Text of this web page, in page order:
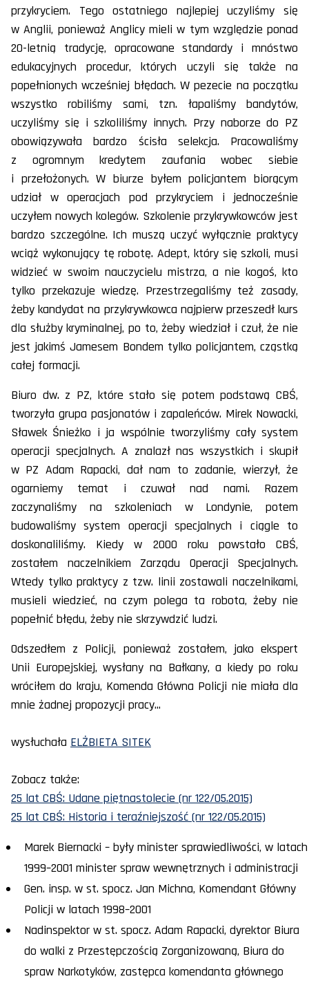
przykryciem. Tego ostatniego najlepiej uczyliśmy się
w Anglii, ponieważ Anglicy mieli w tym względzie ponad
20-letnią tradycję, opracowane standardy i mnóstwo
edukacyjnych procedur, których uczyli się także na
popełnionych wcześniej błędach. W pezecie na początku
wszystko robiliśmy sami, tzn. łapaliśmy bandytów,
uczyliśmy się i szkoliliśmy innych. Przy naborze do PZ
obowiązywała bardzo ścisła selekcja. Pracowaliśmy
z ogromnym kredytem zaufania wobec siebie
i przełożonych. W biurze byłem policjantem biorącym
udział w operacjach pod przykryciem i jednocześnie
uczyłem nowych kolegów. Szkolenie przykrywkowców jest
bardzo szczególne. Ich muszą uczyć wyłącznie praktycy
wciąż wykonujący tę robotę. Adept, który się szkoli, musi
widzieć w swoim nauczycielu mistrza, a nie kogoś, kto
tylko przekazuje wiedzę. Przestrzegaliśmy też zasady,
żeby kandydat na przykrywkowca najpierw przeszedł kurs
dla służby kryminalnej, po to, żeby wiedział i czuł, że nie
jest jakimś Jamesem Bondem tylko policjantem, cząstką
całej formacji.
Biuro dw. z PZ, które stało się potem podstawą CBŚ,
tworzyła grupa pasjonatów i zapaleńców. Mirek Nowacki,
Sławek Śnieżko i ja wspólnie tworzyliśmy cały system
operacji specjalnych. A znalazł nas wszystkich i skupił
w PZ Adam Rapacki, dał nam to zadanie, wierzył, że
ogarniemy temat i czuwał nad nami. Razem
zaczynaliśmy na szkoleniach w Londynie, potem
budowaliśmy system operacji specjalnych i ciągle to
doskonaliliśmy. Kiedy w 2000 roku powstało CBŚ,
zostałem naczelnikiem Zarządu Operacji Specjalnych.
Wtedy tylko praktycy z tzw. linii zostawali naczelnikami,
musieli wiedzieć, na czym polega ta robota, żeby nie
popełnić błędu, żeby nie skrzywdzić ludzi.
Odszedłem z Policji, ponieważ zostałem, jako ekspert
Unii Europejskiej, wysłany na Bałkany, a kiedy po roku
wróciłem do kraju, Komenda Główna Policji nie miała dla
mnie żadnej propozycji pracy...
wysłuchała ELŻBIETA SITEK
Zobacz także:
25 lat CBŚ: Udane piętnastolecie (nr 122/05.2015)
25 lat CBŚ: Historia i teraźniejszość (nr 122/05.2015)
Marek Biernacki – były minister sprawiedliwości, w latach
1999–2001 minister spraw wewnętrznych i administracji
Gen. insp. w st. spocz. Jan Michna, Komendant Główny
Policji w latach 1998–2001
Nadinspektor w st. spocz. Adam Rapacki, dyrektor Biura
do walki z Przestępczością Zorganizowaną, Biura do
spraw Narkotyków, zastępca komendanta głównego